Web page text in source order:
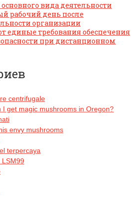
вида деятельности
рабочий день после
организации
единые требования обеспечения
при дистанционном
centrifugale
I get magic mushrooms in Oregon?
envy mushrooms
terpercaya